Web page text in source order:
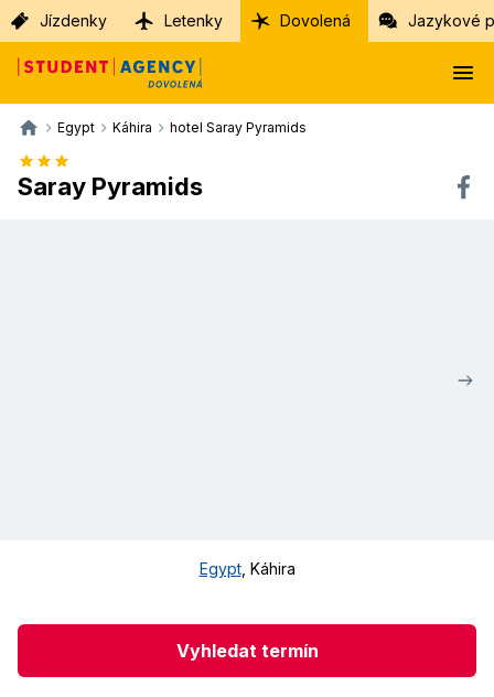
Jízdenky Letenky Dovolená Jazykové
Egypt Káhira hotel Saray Pyramids
Saray Pyramids
Egypt, Káhira
Vyhledat termín